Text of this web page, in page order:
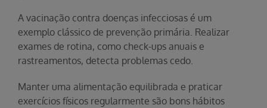
A vacinação contra doenças infecciosas é um
exemplo clássico de prevenção primária. Realizar
exames de rotina, como check-ups anuais e
rastreamentos, detecta problemas cedo.
Manter uma alimentação equilibrada e praticar
exercícios físicos regularmente são bons hábitos